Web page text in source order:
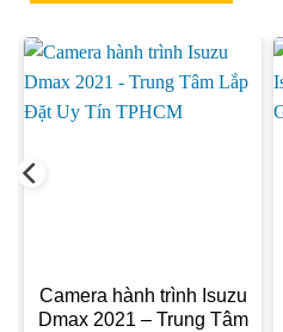
Camera hành trình Isuzu
Dmax 2021 – Trung Tâm